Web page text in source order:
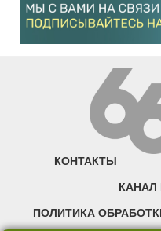
КОНТАКТЫ
КАНАЛ
ПОЛИТИКА